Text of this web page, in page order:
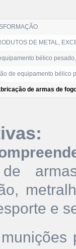
DE METAL,
bélico
de equipamento bélico
de armas de
e